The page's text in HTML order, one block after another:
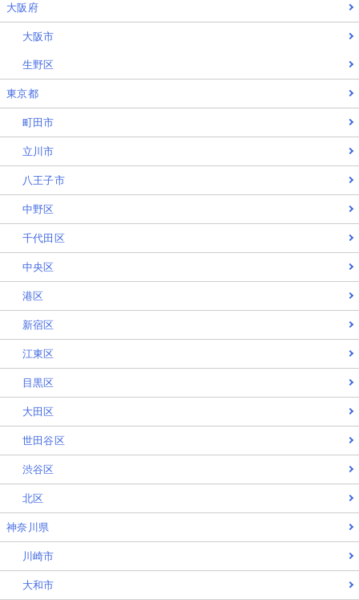
大阪府
大阪市
生野区
東京都
町田市
立川市
八王子市
中野区
千代田区
中央区
港区
新宿区
江東区
目黒区
大田区
世田谷区
渋谷区
北区
神奈川県
川崎市
大和市